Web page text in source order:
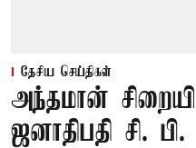
தேசிய செய்திகள்
அந்தமான்
ஜனாதிபதி சி.